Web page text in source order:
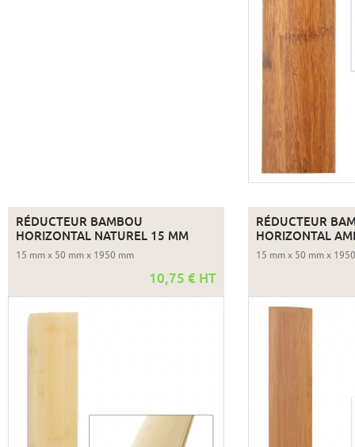
RÉDUCTEUR BAMBOU
HORIZONTAL NATUREL 15 MM
15 mm x 50 mm x 1950 mm
10,75 € HT
RÉDUCTEUR
HORIZONTAL
15 mm x 50 mm x